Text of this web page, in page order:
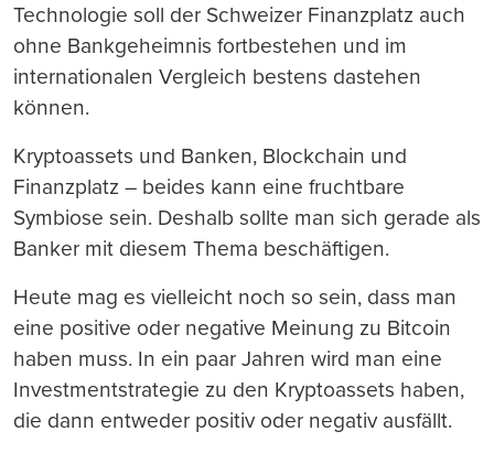
Technologie soll der Schweizer Finanzplatz auch
ohne Bankgeheimnis fortbestehen und im
internationalen Vergleich bestens dastehen
können.
Kryptoassets und Banken, Blockchain und
Finanzplatz – beides kann eine fruchtbare
Symbiose sein. Deshalb sollte man sich gerade als
Banker mit diesem Thema beschäftigen.
Heute mag es vielleicht noch so sein, dass man
eine positive oder negative Meinung zu Bitcoin
haben muss. In ein paar Jahren wird man eine
Investmentstrategie zu den Kryptoassets haben,
die dann entweder positiv oder negativ ausfällt.